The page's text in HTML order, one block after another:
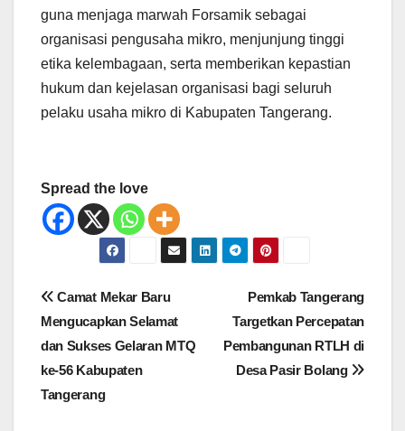
guna menjaga marwah Forsamik sebagai
organisasi pengusaha mikro, menjunjung tinggi
etika kelembagaan, serta memberikan kepastian
hukum dan kejelasan organisasi bagi seluruh
pelaku usaha mikro di Kabupaten Tangerang.
Spread the love
Navigasi
Pemkab Tangerang
Targetkan Percepatan
Pembangunan RTLH di
Desa Pasir Bolang
Camat Mekar Baru
Mengucapkan Selamat
dan Sukses Gelaran MTQ
ke-56 Kabupaten
Tangerang